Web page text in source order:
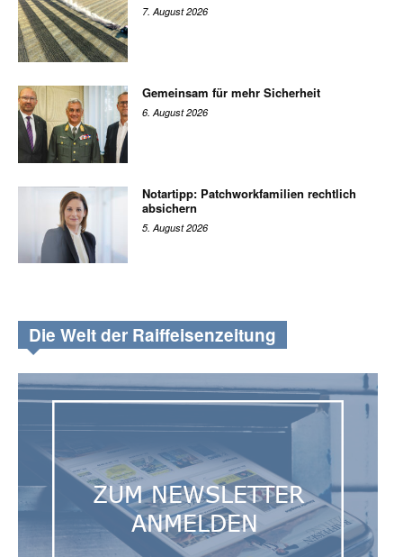
7. August 2026
Gemeinsam für mehr Sicherheit
6. August 2026
Notartipp: Patchworkfamilien rechtlich
absichern
5. August 2026
Die Welt der Raiffeisenzeitung